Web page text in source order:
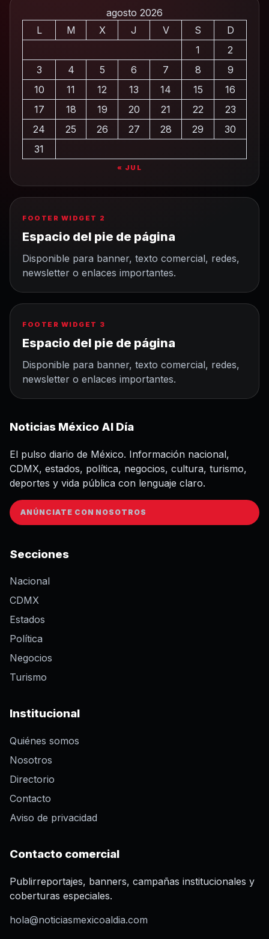
agosto 2026
L
M X J V S
D
1
2
3
4 5 6 7 8
9
10
11 12 13 14 15
16
17
18 19 20 21 22
23
24
25 26 27 28 29
30
31
« JUL
FOOTER WIDGET 2
Espacio del pie de página
Disponible para banner, texto comercial, redes,
newsletter o enlaces importantes.
FOOTER WIDGET 3
Espacio del pie de página
Disponible para banner, texto comercial, redes,
newsletter o enlaces importantes.
Noticias México Al Día
El pulso diario de México. Información nacional,
CDMX, estados, política, negocios, cultura, turismo,
deportes y vida pública con lenguaje claro.
ANÚNCIATE CON NOSOTROS
Secciones
Nacional
CDMX
Estados
Política
Negocios
Turismo
Institucional
Quiénes somos
Nosotros
Directorio
Contacto
Aviso de privacidad
Contacto comercial
Publirreportajes, banners, campañas institucionales y
coberturas especiales.
hola@noticiasmexicoaldia.com